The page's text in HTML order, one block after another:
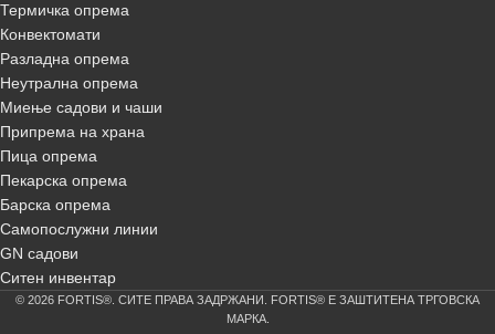
Термичка опрема
Конвектомати
Разладна опрема
Неутрална опрема
Миење садови и чаши
Припрема на храна
Пица опрема
Пекарска опрема
Барска опрема
Самопослужни линии
GN садови
Ситен инвентар
© 2026 FORTIS®. СИТЕ ПРАВА ЗАДРЖАНИ. FORTIS® Е ЗАШТИТЕНА ТРГОВСКА
МАРКА.